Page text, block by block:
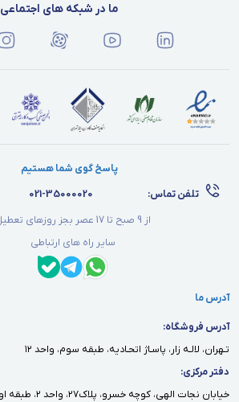
ما در شبکه های اجتماعی
پاسخ گوی شما هستیم
تلفن تماس:
021-35000020
از 9 صبح تا 17 عصر بجز روزهای تعطیل
سایر راه های ارتباطی
آدرس ما
آدرس فروشگاه:
تـهران، لالـه زار، پاسـاژ اتحـاديه، طبقه سوم، واحد ١٢
دفتر مركزى:
خيابان نجات الهى، كوچه خسرو، پلاك٢٧، واحد ٢، طبقه اول